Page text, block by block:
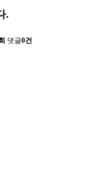
.
댓글0건